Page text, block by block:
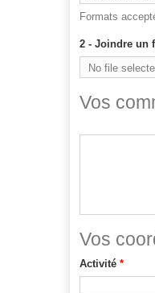
Formats
2 - Joindre un
No file
Vos
Vos
Activité *